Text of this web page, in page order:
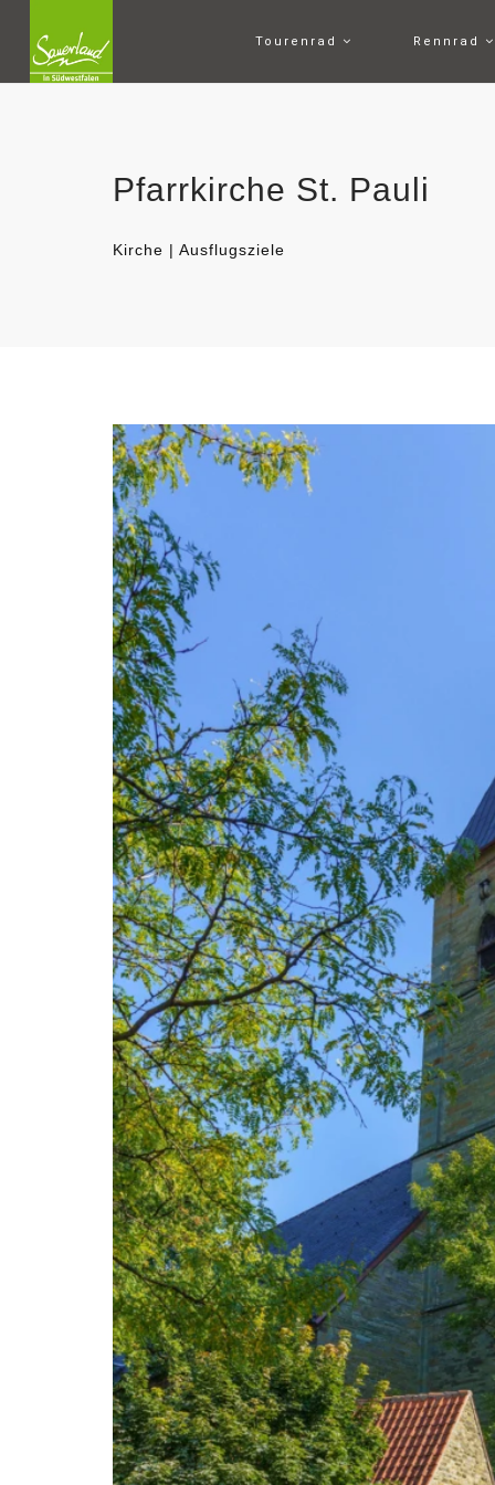
Tourenrad Rennrad
Pfarrkirche St. Pauli
Kirche | Ausflugsziele